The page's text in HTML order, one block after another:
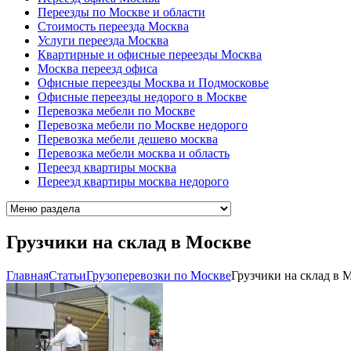
Переезды по Москве и области
Стоимость переезда Москва
Услуги переезда Москва
Квартирные и офисные переезды Москва
Москва переезд офиса
Офисные переезды Москва и Подмосковье
Офисные переезды недорого в Москве
Перевозка мебели по Москве
Перевозка мебели по Москве недорого
Перевозка мебели дешево москва
Перевозка мебели москва и область
Переезд квартиры москва
Переезд квартиры москва недорого
Грузчики на склад в Москве
ГлавнаяCтатьиГрузоперевозки по МосквеГрузчики на склад в